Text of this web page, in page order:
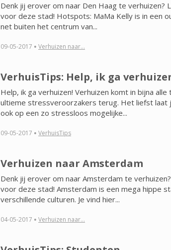
Denk jij erover om naar Den Haag te verhuizen?
voor deze stad! Hotspots: MaMa Kelly is in een
net buiten het centrum van...
09-05-2017 · Verhuizen naar...
VerhuisTips: Help, ik ga
Help, ik ga verhuizen! Verhuizen komt in bijna
ultieme stressveroorzakers terug. Het liefst laat
ook op een zo stressloos mogelijke...
09-05-2017 · VerhuisTips
Verhuizen naar Amsterdam
Denk jij erover om naar Amsterdam te
voor deze stad! Amsterdam is een mega hippe
verschillende culturen. Je vind hier...
04-05-2017 · Verhuizen naar...